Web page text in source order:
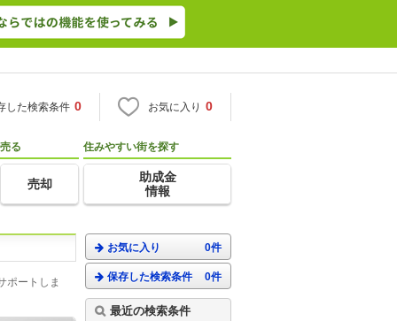
した検索条件 0 お気に入り 0
売る
売却
住みやすい街を探す
助成金
情報
ポートしま
お気に入り 0件
保存した検索条件 0件
最近の検索条件